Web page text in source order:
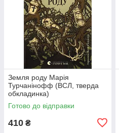
Земля роду Марія
Турчанінофф (ВСЛ, тверда
обкладинка)
Готово до відправки
410 ₴